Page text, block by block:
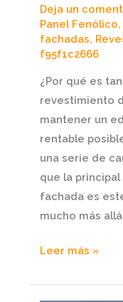
Deja un
Panel Fenólico,
fachadas,
f95f1c2666
¿Por qué es
revestimiento
mantener un
rentable
una serie de
que la
fachada es
mucho más
Leer más »